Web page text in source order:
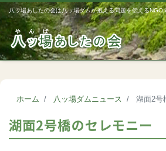
八ッ場あしたの会は八ッ場ダムが抱える問題を伝えるNGO
ホーム 八ッ場ダムニュース 湖面2号
湖面2号橋のセレモニー